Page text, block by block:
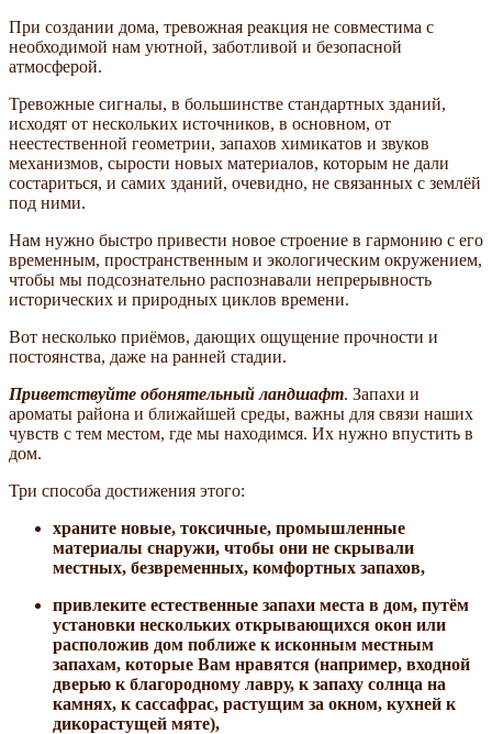
При создании дома, тревожная реакция не совместима с
необходимой нам уютной, заботливой и безопасной
атмосферой.
Тревожные сигналы, в большинстве стандартных зданий,
исходят от нескольких источников, в основном, от
неестественной геометрии, запахов химикатов и звуков
механизмов, сырости новых материалов, которым не дали
состариться, и самих зданий, очевидно, не связанных с землёй
под ними.
Нам нужно быстро привести новое строение в гармонию с его
временным, пространственным и экологическим окружением,
чтобы мы подсознательно распознавали непрерывность
исторических и природных циклов времени.
Вот несколько приёмов, дающих ощущение прочности и
постоянства, даже на ранней стадии.
Приветствуйте обонятельный ландшафт. Запахи и
ароматы района и ближайшей среды, важны для связи наших
чувств с тем местом, где мы находимся. Их нужно впустить в
дом.
Три способа достижения этого:
храните новые, токсичные, промышленные
материалы снаружи, чтобы они не скрывали
местных, безвременных, комфортных запахов,
привлеките естественные запахи места в дом, путём
установки нескольких открывающихся окон или
расположив дом поближе к исконным местным
запахам, которые Вам нравятся (например, входной
дверью к благородному лавру, к запаху солнца на
камнях, к сассафрас, растущим за окном, кухней к
дикорастущей мяте),